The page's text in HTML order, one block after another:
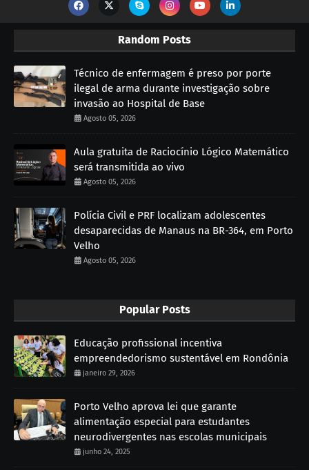
Random Posts
Técnico de enfermagem é preso por porte
ilegal de arma durante investigação sobre
invasão ao Hospital de Base
Agosto 05, 2026
Aula gratuita de Raciocínio Lógico Matemático
será transmitida ao vivo
Agosto 05, 2026
Polícia Civil e PRF localizam adolescentes
desaparecidas de Manaus na BR-364, em Porto
Velho
Agosto 05, 2026
Popular Posts
Educação profissional incentiva
empreendedorismo sustentável em Rondônia
janeiro 29, 2026
Porto Velho aprova lei que garante
alimentação especial para estudantes
neurodivergentes nas escolas municipais
junho 24, 2025